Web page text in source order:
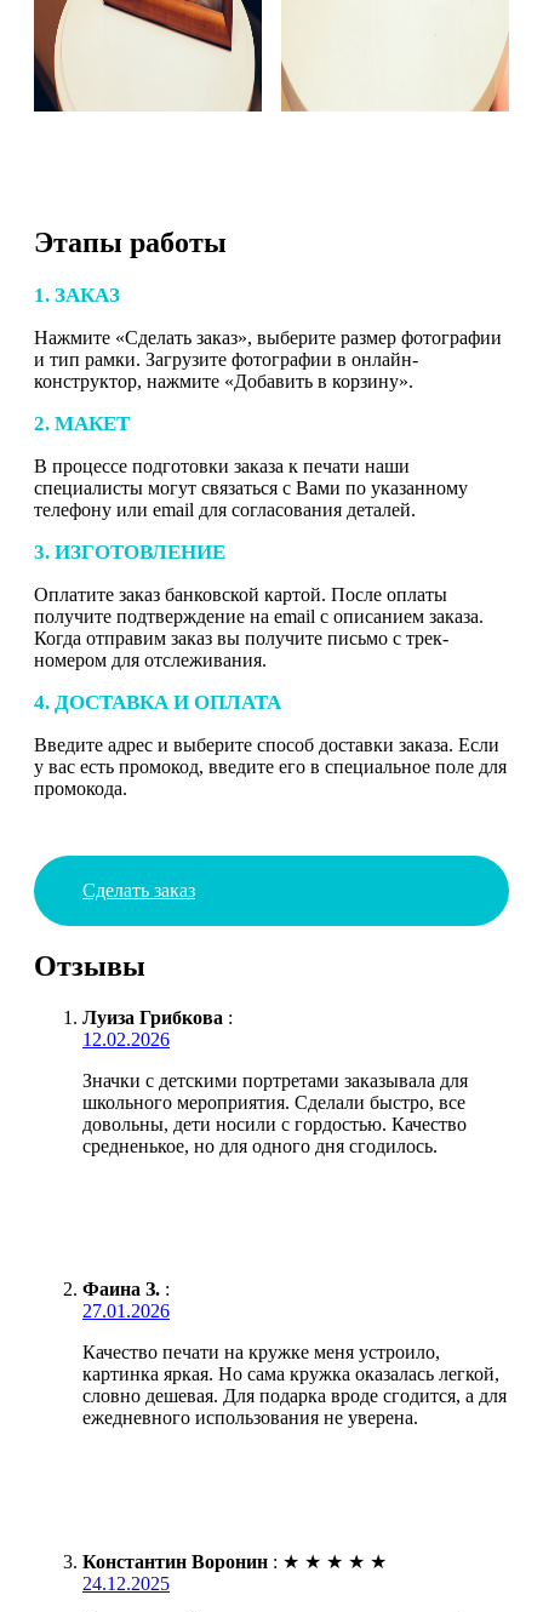
Этапы работы
1. ЗАКАЗ
Нажмите «Сделать заказ», выберите размер фотографии
и тип рамки. Загрузите фотографии в онлайн-
конструктор, нажмите «Добавить в корзину».
2. МАКЕТ
В процессе подготовки заказа к печати наши
специалисты могут связаться с Вами по указанному
телефону или email для согласования деталей.
3. ИЗГОТОВЛЕНИЕ
Оплатите заказ банковской картой. После оплаты
получите подтверждение на email с описанием заказа.
Когда отправим заказ вы получите письмо с трек-
номером для отслеживания.
4. ДОСТАВКА И ОПЛАТА
Введите адрес и выберите способ доставки заказа. Если
у вас есть промокод, введите его в специальное поле для
промокода.
Сделать заказ
Отзывы
Луиза Грибкова :
12.02.2026
Значки с детскими портретами заказывала для
школьного мероприятия. Сделали быстро, все
довольны, дети носили с гордостью. Качество
средненькое, но для одного дня сгодилось.
Фаина З. :
27.01.2026
Качество печати на кружке меня устроило,
картинка яркая. Но сама кружка оказалась легкой,
словно дешевая. Для подарка вроде сгодится, а для
ежедневного использования не уверена.
Константин Воронин : ★ ★ ★ ★ ★
24.12.2025